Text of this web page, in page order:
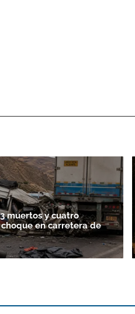
muertos y cuatro
en carretera de